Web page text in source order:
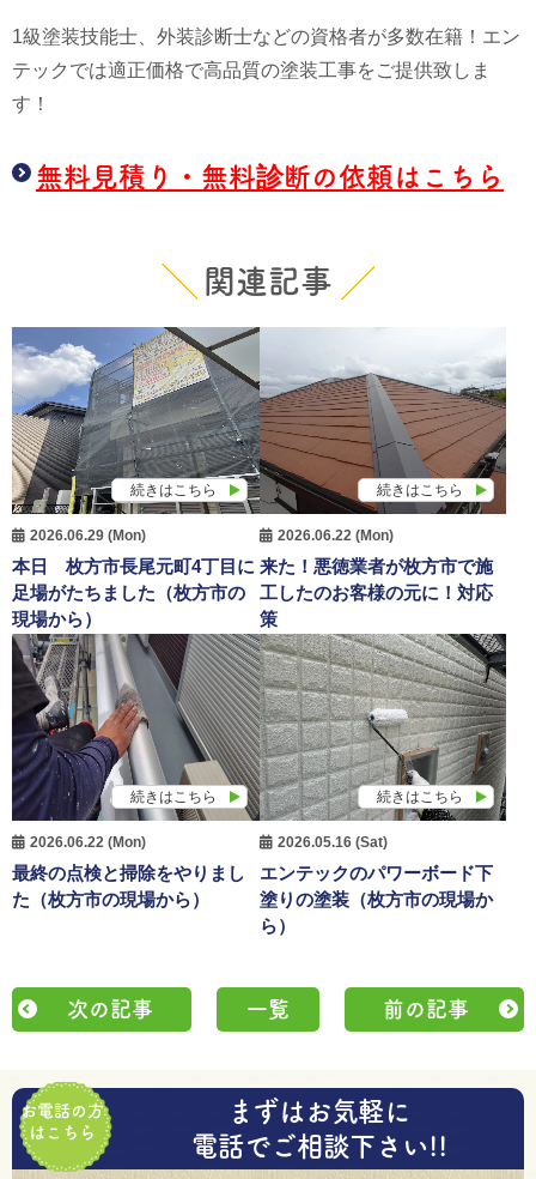
1級塗装技能士、外装診断士などの資格者が多数在籍！エン
テックでは適正価格で高品質の塗装工事をご提供致しま
す！
無料見積り・無料診断の依頼はこちら
関連記事
続きはこちら
2026.06.29 (Mon)
本日 枚方市長尾元町4丁目に
足場がたちました（枚方市の
現場から）
続きはこちら
2026.06.22 (Mon)
来た！悪徳業者が枚方市で施
工したのお客様の元に！対応
策
続きはこちら
2026.06.22 (Mon)
最終の点検と掃除をやりまし
た（枚方市の現場から）
続きはこちら
2026.05.16 (Sat)
エンテックのパワーボード下
塗りの塗装（枚方市の現場か
ら）
次の記事 一覧 前の記事
お電話の方
はこちら
まずはお気軽に
電話でご相談下さい!!